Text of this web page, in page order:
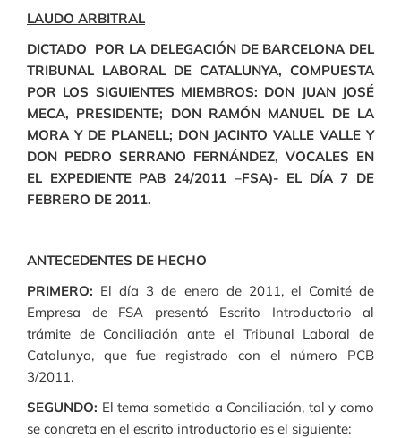
LAUDO ARBITRAL
DICTADO POR LA DELEGACIÓN DE BARCELONA DEL
TRIBUNAL LABORAL DE CATALUNYA, COMPUESTA
POR LOS SIGUIENTES MIEMBROS: DON JUAN JOSÉ
MECA, PRESIDENTE; DON RAMÓN MANUEL DE LA
MORA Y DE PLANELL; DON JACINTO VALLE VALLE Y
DON PEDRO SERRANO FERNÁNDEZ, VOCALES EN
EL EXPEDIENTE PAB 24/2011 –FSA)- EL DÍA 7 DE
FEBRERO DE 2011.
ANTECEDENTES DE HECHO
PRIMERO: El día 3 de enero de 2011, el Comité de
Empresa de FSA presentó Escrito Introductorio al
trámite de Conciliación ante el Tribunal Laboral de
Catalunya, que fue registrado con el número PCB
3/2011.
SEGUNDO: El tema sometido a Conciliación, tal y como
se concreta en el escrito introductorio es el siguiente: